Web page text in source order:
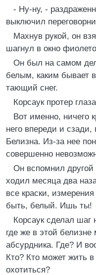
- Ну-ну, -
выключил
Махнув рукой, он
шагнул в окно
Он был на самом
белым, каким бывает
тающий снег.
Корсаук протер
Вот именно, ничего
него впереди и
Белизна. Из-за нее
совершенно
Он вспомнил
ходил месяца два
все краски,
быть, белый. Ишь ты!
Корсаук сделал шаг
где же в этой белизне
абсурдника. Где? И
Кто? Кто может жить
охотиться?